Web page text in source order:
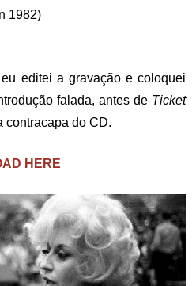
1982)
editei a gravação e coloquei
falada, antes de Ticket
contracapa do CD.
HERE